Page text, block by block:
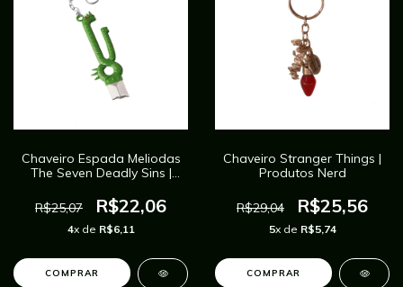
Chaveiro Espada Meliodas
The Seven Deadly Sins |
R$25,07
R$22,06
4x de R$6,11
Chaveiro Stranger Things |
Produtos Nerd
R$29,04 R$25,56
5x de R$5,74
COMPRAR